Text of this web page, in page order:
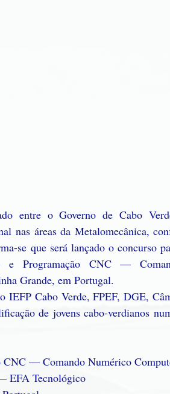
entre o Governo de Cabo
nas áreas da Metalomecânica,
se que será lançado o concurso
e Programação CNC —
Grande, em Portugal.
IEFP Cabo Verde, FPEF, DGE,
de jovens cabo-verdianos
CNC — Comando Numérico
EFA Tecnológico